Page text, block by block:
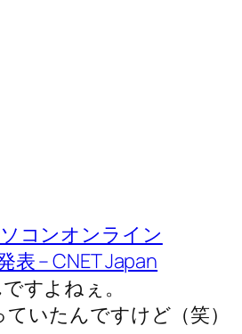
コンオンライン
– CNET Japan
すよねぇ。
いたんですけど（笑）